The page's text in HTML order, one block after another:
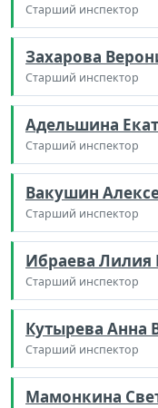
Старший инспектор
Захарова
Старший инспектор
Адельшина
Старший инспектор
Вакушин
Старший инспектор
Ибраева Лилия
Старший инспектор
Кутырева Анна
Старший инспектор
Мамонкина